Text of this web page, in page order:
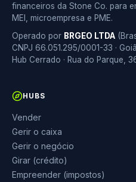
financeiros da Stone Co. para
MEI, microempresa e PME.
Operado por BRGEO LTDA
CNPJ 66.051.295/0001-33 ·
Hub Cerrado · Rua do Parque,
HUBS
Vender
Gerir o caixa
Gerir o negócio
Girar (crédito)
Empreender (impostos)